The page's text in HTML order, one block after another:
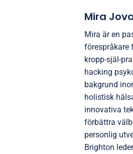
Mira
Mira är en
förespråkare
kropp-själ-
hacking
bakgrund
holistisk
innovativa
förbättra
personlig
Brighton